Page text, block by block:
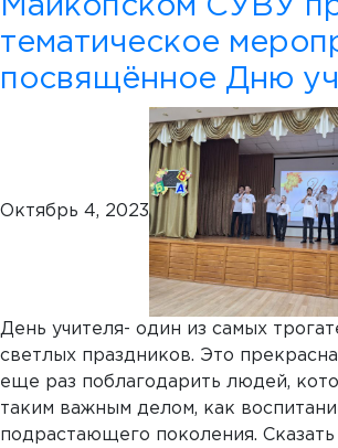
Майкопском СУВУ
тематическое
посвящённое Дню
Октябрь 4, 2023
День учителя- один из самых
светлых праздников. Это
еще раз поблагодарить людей,
таким важным делом, как
подрастающего поколения. Сказать